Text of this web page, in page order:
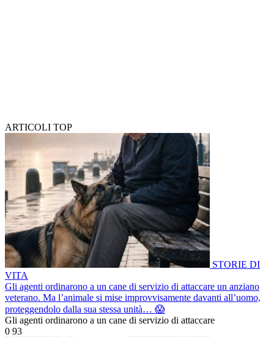
ARTICOLI TOP
STORIE DI
VITA
Gli agenti ordinarono a un cane di servizio di attaccare un anziano
veterano. Ma l’animale si mise improvvisamente davanti all’uomo,
proteggendolo dalla sua stessa unità… 😱
Gli agenti ordinarono a un cane di servizio di attaccare
0 93